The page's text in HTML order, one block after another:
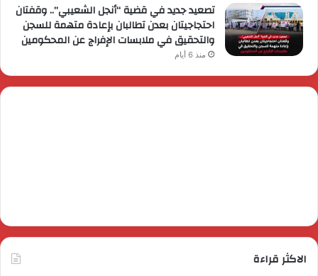
تصعيد جديد في قضية “أنجل الشعيبي”.. وقفتان
احتجاجيتان بعدن تطالبان بإعادة متهمة للسجن
والتحقيق في ملابسات الإفراج عن المحكومين
منذ 6 أيام
الاكثر قراءة